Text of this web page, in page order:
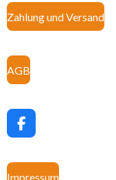
Zahlung und Versand
AGB
F
a
Impressum